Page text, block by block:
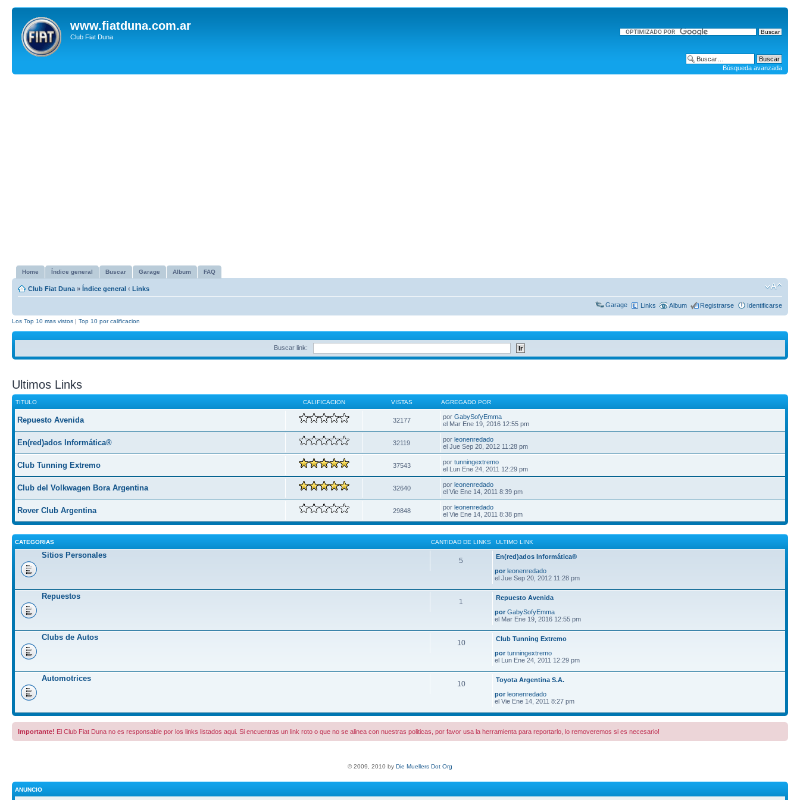
www.fiatduna.com.ar
Club Fiat Duna
Búsqueda avanzada
Home Índice general Buscar Garage Album FAQ
Club Fiat Duna » Índice general ‹ Links
Garage Links Album Registrarse Identificarse
Los Top 10 mas vistos | Top 10 por calificacion
Buscar link:
Ultimos Links
TITULO CALIFICACION VISTAS AGREGADO POR
Repuesto Avenida 32177 por GabySofyEmma
el Mar Ene 19, 2016 12:55 pm
En(red)ados Informática® 32119 por leonenredado
el Jue Sep 20, 2012 11:28 pm
Club Tunning Extremo 37543 por tunningextremo
el Lun Ene 24, 2011 12:29 pm
Club del Volkwagen Bora Argentina 32640 por leonenredado
el Vie Ene 14, 2011 8:39 pm
Rover Club Argentina 29848 por leonenredado
el Vie Ene 14, 2011 8:38 pm
CATEGORIAS CANTIDAD DE LINKS ULTIMO LINK
Sitios Personales
5
En(red)ados Informática®
por leonenredado
el Jue Sep 20, 2012 11:28 pm
Repuestos
1
Repuesto Avenida
por GabySofyEmma
el Mar Ene 19, 2016 12:55 pm
Clubs de Autos
10
Club Tunning Extremo
por tunningextremo
el Lun Ene 24, 2011 12:29 pm
Automotrices
10
Toyota Argentina S.A.
porleonenredado
el Vie Ene 14, 2011 8:27 pm
Importante! El Club Fiat Duna no es responsable por los links listados aqui. Si encuentras un link roto o que no se alinea con nuestras politicas, por favor usa la herramienta para reportarlo, lo removeremos si es necesario!
© 2009, 2010 by Die Muellers Dot Org
ANUNCIO